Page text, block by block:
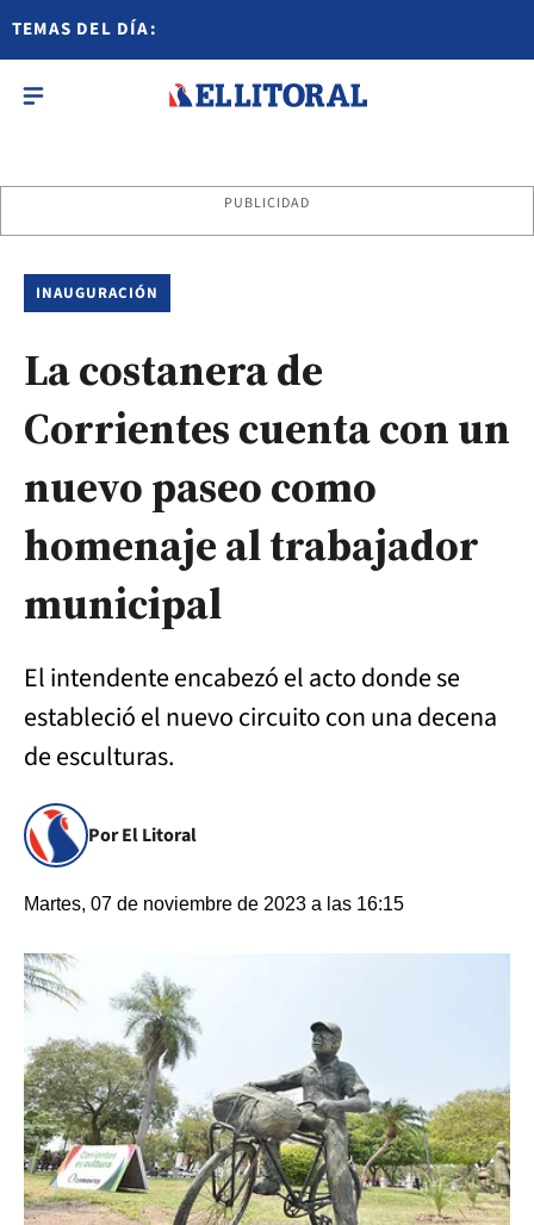
TEMAS DEL DÍA:
PUBLICIDAD
INAUGURACIÓN
La costanera de
Corrientes cuenta con un
nuevo paseo como
homenaje al trabajador
municipal
El intendente encabezó el acto donde se
estableció el nuevo circuito con una decena
de esculturas.
Por El Litoral
Martes, 07 de noviembre de 2023 a las 16:15